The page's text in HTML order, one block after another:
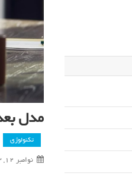
مدل
تکنولوژی
نوامبر 12, 2023